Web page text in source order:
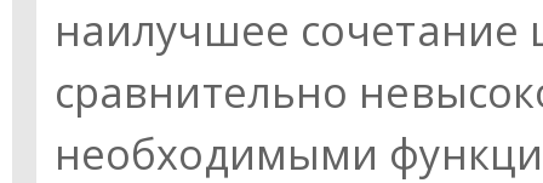
наилучшее сочетание
сравнительно
необходимыми